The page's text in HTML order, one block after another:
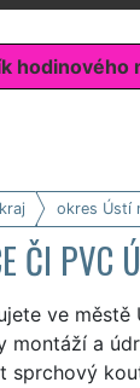
hodinového
okres Ústí
ČI PVC
ve
montáží a
sprchový